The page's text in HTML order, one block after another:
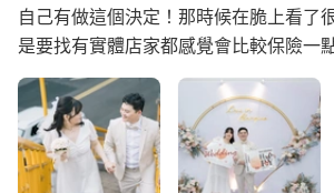
自己有做這個決定！那時候在脆上看了
是要找有實體店家都感覺會比較保險一